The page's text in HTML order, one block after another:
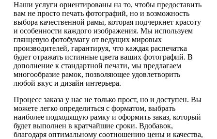
Наши услуги ориентированы на то, чтобы предоставить
вам не просто печать фотографий, но и возможность
выбора качественной рамы, которая подчеркнет красоту
и особенности каждого изображения. Мы используем
глянцевую фотобумагу от ведущих мировых
производителей, гарантируя, что каждая распечатка
будет отражать истинные цвета ваших фотографий. В
дополнение к стандартной печати, мы предлагаем
многообразие рамок, позволяющее удовлетворить
любой вкус и дизайн интерьера.
Процесс заказа у нас не только прост, но и доступен. Вы
можете легко определиться с форматом, выбрать
наиболее подходящую рамку и оформить заказ, который
будет выполнен в кратчайшие сроки. Вдобавок,
благодаря оптимальному соотношению цены и качества,